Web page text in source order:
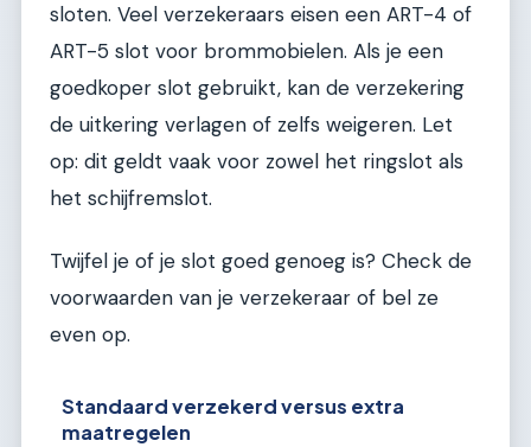
sloten. Veel verzekeraars eisen een ART-4 of
ART-5 slot voor brommobielen. Als je een
goedkoper slot gebruikt, kan de verzekering
de uitkering verlagen of zelfs weigeren. Let
op: dit geldt vaak voor zowel het ringslot als
het schijfremslot.
Twijfel je of je slot goed genoeg is? Check de
voorwaarden van je verzekeraar of bel ze
even op.
Standaard verzekerd versus extra
maatregelen